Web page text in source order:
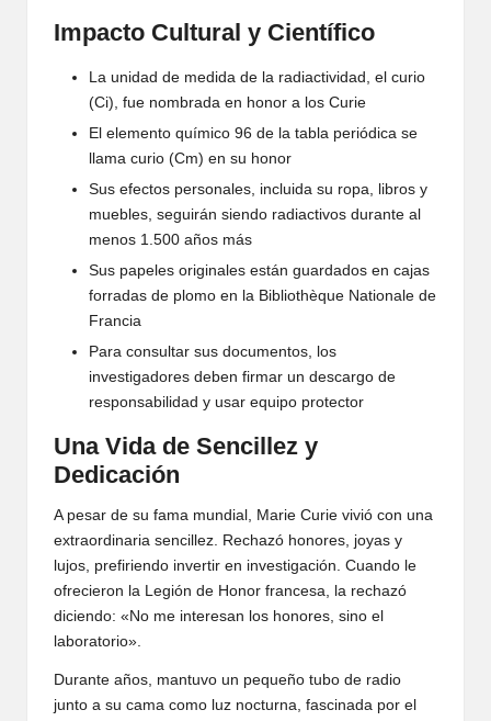
Impacto Cultural y Científico
La unidad de medida de la radiactividad, el curio
(Ci), fue nombrada en honor a los Curie
El elemento químico 96 de la tabla periódica se
llama curio (Cm) en su honor
Sus efectos personales, incluida su ropa, libros y
muebles, seguirán siendo radiactivos durante al
menos 1.500 años más
Sus papeles originales están guardados en cajas
forradas de plomo en la Bibliothèque Nationale de
Francia
Para consultar sus documentos, los
investigadores deben firmar un descargo de
responsabilidad y usar equipo protector
Una Vida de Sencillez y
Dedicación
A pesar de su fama mundial, Marie Curie vivió con una
extraordinaria sencillez. Rechazó honores, joyas y
lujos, prefiriendo invertir en investigación. Cuando le
ofrecieron la Legión de Honor francesa, la rechazó
diciendo: «No me interesan los honores, sino el
laboratorio».
Durante años, mantuvo un pequeño tubo de radio
junto a su cama como luz nocturna, fascinada por el